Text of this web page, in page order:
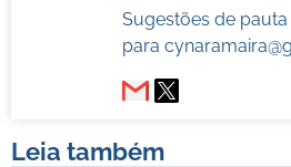
Sugestões de
para
Leia também